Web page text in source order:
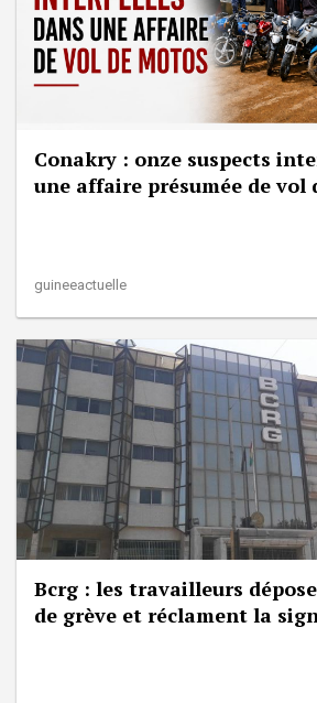
Conakry : onze suspects
une affaire présumée de vol
guineeactuelle
Bcrg : les travailleurs
de grève et réclament la